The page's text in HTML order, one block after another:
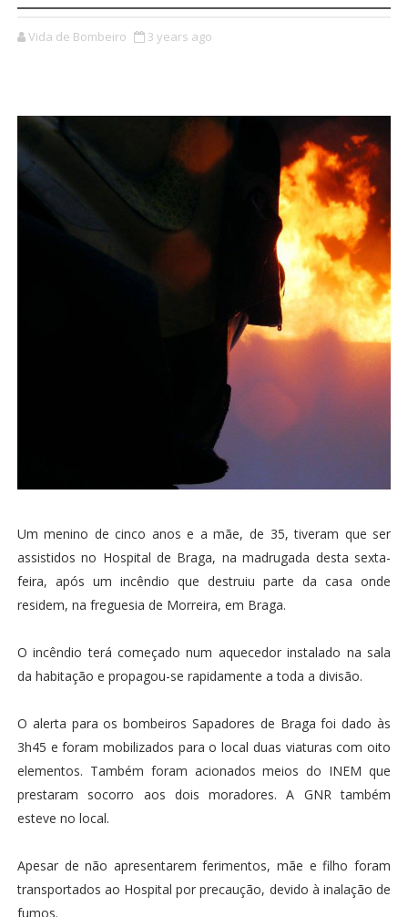
Vida de Bombeiro 3 years ago
Um menino de cinco anos e a mãe, de 35, tiveram que ser
assistidos no Hospital de Braga, na madrugada desta sexta-
feira, após um incêndio que destruiu parte da casa onde
residem, na freguesia de Morreira, em Braga.
O incêndio terá começado num aquecedor instalado na sala
da habitação e propagou-se rapidamente a toda a divisão.
O alerta para os bombeiros Sapadores de Braga foi dado às
3h45 e foram mobilizados para o local duas viaturas com oito
elementos. Também foram acionados meios do INEM que
prestaram socorro aos dois moradores. A GNR também
esteve no local.
Apesar de não apresentarem ferimentos, mãe e filho foram
transportados ao Hospital por precaução, devido à inalação de
fumos.